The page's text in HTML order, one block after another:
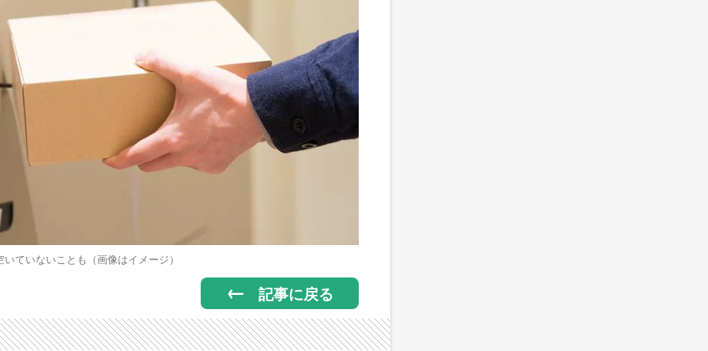
ていないことも（画像はイメージ）
記事に戻る